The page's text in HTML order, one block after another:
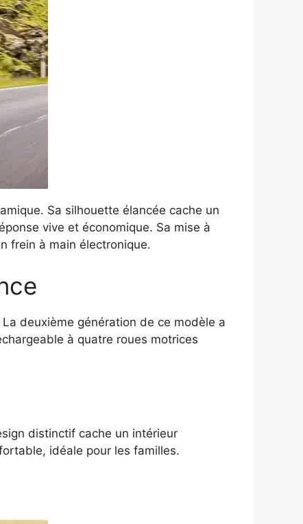
Sa silhouette élancée cache un
vive et économique. Sa mise à
frein à main électronique.
deuxième génération de ce modèle a
à quatre roues motrices
distinctif cache un intérieur
idéale pour les familles.